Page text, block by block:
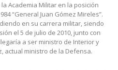
Academia Militar en la posición
“General Juan Gómez Mireles”.
en su carrera militar, siendo
el 5 de julio de 2010, junto con
a ser ministro de Interior y
actual ministro de la Defensa.